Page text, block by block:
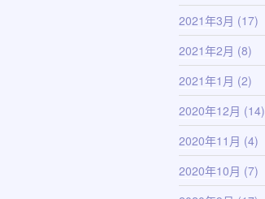
2021年3月 (17)
2021年2月 (8)
2021年1月 (2)
2020年12月 (14)
2020年11月 (4)
2020年10月 (7)